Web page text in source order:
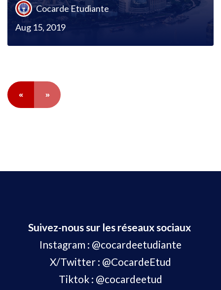
Cocarde Etudiante
Aug 15, 2019
« »
Suivez-nous sur les réseaux sociaux
Instagram : @cocardeetudiante
X/Twitter : @CocardeEtud
Tiktok : @cocardeetud